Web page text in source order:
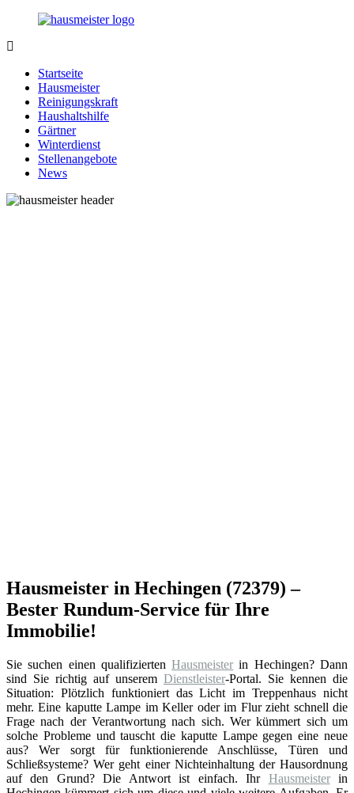
Zurück
Inhalt
Hausmeister.de
rund
Ihren
Haushalt
Startseite
Hausmeister
Reinigungskraft
Haushaltshilfe
Gärtner
Winterdienst
Stellenangebote
News
Hausmeister in Hechingen (72379) –
Bester Rundum-Service für Ihre
Immobilie!
Sie suchen einen qualifiziertenHausmeister in Hechingen? Dann
sind Sie richtig auf unserem Dienstleister-Portal. Sie kennen die
Situation: Plötzlich funktioniert das Licht im Treppenhaus nicht
mehr. Eine kaputte Lampe im Keller oder im Flur zieht schnell die
Frage nach der Verantwortung nach sich. Wer kümmert sich um
solche Probleme und tauscht die kaputte Lampe gegen eine neue
aus? Wer sorgt für funktionierende Anschlüsse, Türen und
Schließsysteme? Wer geht einer Nichteinhaltung der Hausordnung
auf den Grund? Die Antwort ist einfach. Ihr Hausmeisterin